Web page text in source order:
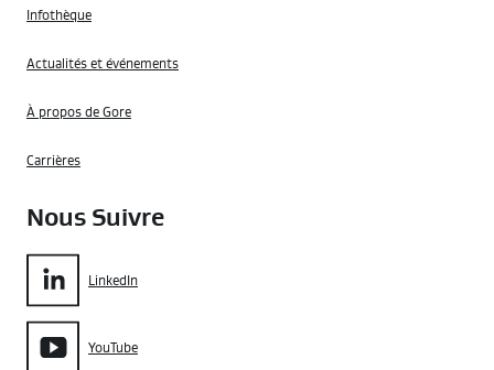
Infothèque
Actualités et événements
À propos de Gore
Carrières
Nous Suivre
LinkedIn
YouTube